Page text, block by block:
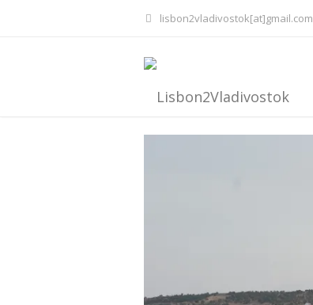
lisbon2vladivostok[at]gmail.com